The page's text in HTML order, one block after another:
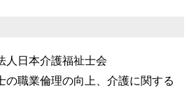
人日本介護福祉士会
職業倫理の向上、介護に関する